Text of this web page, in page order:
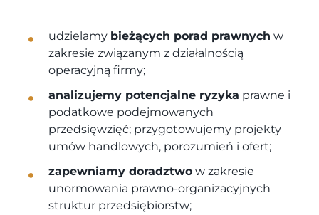
udzielamy bieżących porad prawnych w
zakresie związanym z działalnością
operacyjną firmy;
analizujemy potencjalne ryzyka prawne i
podatkowe podejmowanych
przedsięwzięć; przygotowujemy projekty
umów handlowych, porozumień i ofert;
zapewniamy doradztwo w zakresie
unormowania prawno-organizacyjnych
struktur przedsiębiorstw;